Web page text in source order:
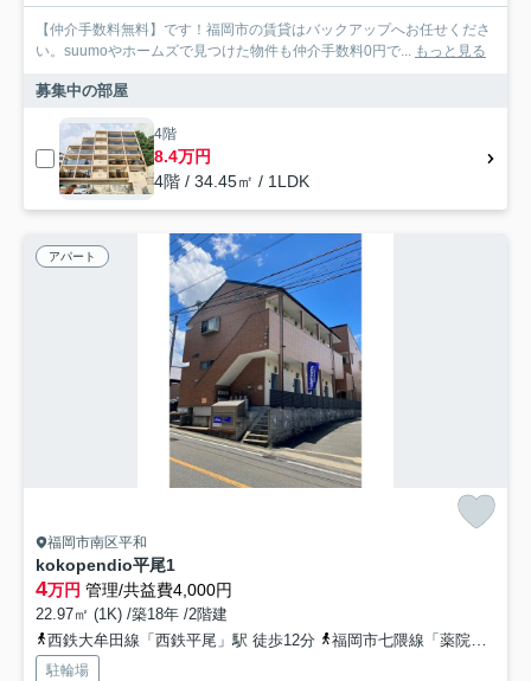
【仲介手数料無料】です！福岡市の賃貸はバックアップへお任せくださ
い。suumoやホームズで見つけた物件も仲介手数料0円で... もっと見る
募集中の部屋
4階
8.4万円
4階 / 34.45㎡ / 1LDK
アパート
福岡市南区平和
kokopendio平尾1
4万円 管理/共益費4,000円
22.97㎡ (1K) /築18年 /2階建
西鉄大牟田線「西鉄平尾」駅 徒歩12分
福岡市七隈線「薬院大通」駅 徒歩21分
駐輪場